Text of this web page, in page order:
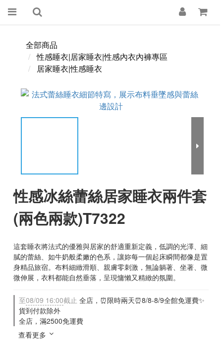
全部商品
性感睡衣|居家睡衣|性感內衣內褲專區
居家睡衣|性感睡衣
性感冰絲蕾絲居家睡衣兩件套
(兩色兩款)T7322
這套睡衣將法式的優雅與居家的舒適重新定義，低調的光澤、細
膩的蕾絲、如牛奶般柔嫩的色系，讓妳每一個起床瞬間都像是置
身精品旅宿。布料細緻滑順、親膚零刺激，無論躺著、坐著、微
微伸展，衣料都能自然垂落，呈現慵懶又精緻的氛圍。
至08/09 16:00截止 全店，⏰限時兩天⏰8/8-8/9全館免運費✨
貨到付款除外
全店，滿2500免運費
查看更多